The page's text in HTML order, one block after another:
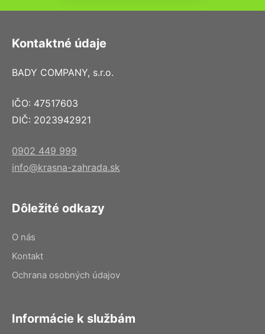
Kontaktné údaje
BADY COMPANY, s.r.o.
IČO: 47517603
DIČ: 2023942921
0902 449 999
info@krasna-zahrada.sk
Dôležité odkazy
O nás
Kontakt
Ochrana osobných údajov
Informácie k službám